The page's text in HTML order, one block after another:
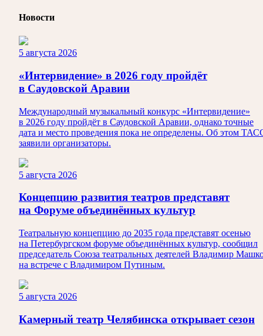
Новости
5 августа 2026
«Интервидение» в 2026 году пройдёт
в Саудовской Аравии
Международный музыкальный конкурс «Интервидение»
в 2026 году пройдёт в Саудовской Аравии, однако точные
дата и место проведения пока не определены. Об этом
заявили организаторы.
5 августа 2026
Концепцию развития театров представят
на Форуме объединённых культур
Театральную концепцию до 2035 года представят осенью
на Петербургском форуме объединённых культур, сообщил
председатель Союза театральных деятелей Владимир
на встрече с Владимиром Путиным.
5 августа 2026
Камерный театр Челябинска открывает сезон